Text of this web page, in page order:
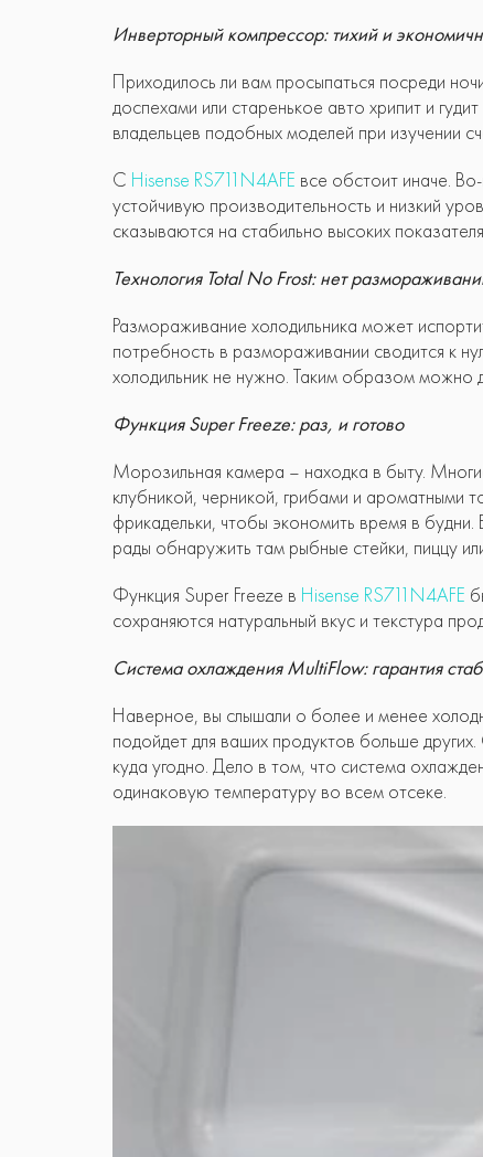
Инверторный компрессор: тихий и
Приходилось ли вам просыпаться посреди
доспехами или старенькое авто хрипит и
владельцев подобных моделей при изучении
С Hisense RS711N4AFE все обстоит иначе.
устойчивую производительность и низкий
сказываются на стабильно высоких
Технология Total No Frost: нет
Размораживание холодильника может
потребность в размораживании сводится к
холодильник не нужно. Таким образом можно
Функция Super Freeze: раз, и готово
Морозильная камера – находка в быту.
клубникой, черникой, грибами и ароматными
фрикадельки, чтобы экономить время в
рады обнаружить там рыбные стейки, пиццу
Функция Super Freeze в Hisense RS711N4AFE
сохраняются натуральный вкус и текстура
Система охлаждения MultiFlow: гарантия
Наверное, вы слышали о более и менее
подойдет для ваших продуктов больше
куда угодно. Дело в том, что система
одинаковую температуру во всем отсеке.